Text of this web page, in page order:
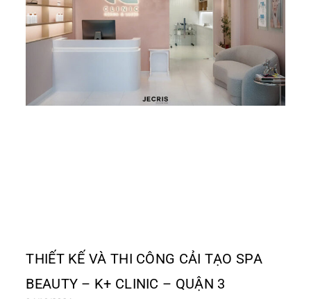
THIẾT KẾ VÀ THI CÔNG CẢI TẠO SPA
BEAUTY – K+ CLINIC – QUẬN 3